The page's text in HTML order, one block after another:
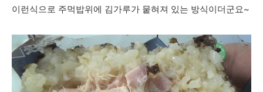
이런식으로 주먹밥위에 김가루가 뭍혀져 있는 방식이더군요~